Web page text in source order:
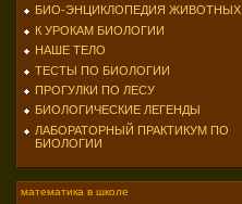
БИО-ЭНЦИКЛОПЕДИЯ ЖИВОТНЫХ
К УРОКАМ БИОЛОГИИ
НАШЕ ТЕЛО
ТЕСТЫ ПО БИОЛОГИИ
ПРОГУЛКИ ПО ЛЕСУ
БИОЛОГИЧЕСКИЕ ЛЕГЕНДЫ
ЛАБОРАТОРНЫЙ ПРАКТИКУМ ПО
БИОЛОГИИ
математика в школе